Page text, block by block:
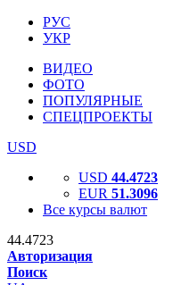
РУС
УКР
ВИДЕО
ФОТО
ПОПУЛЯРНЫЕ
СПЕЦПРОЕКТЫ
USD
USD 44.4723
EUR 51.3096
Все курсы валют
44.4723
Авторизация
Поиск